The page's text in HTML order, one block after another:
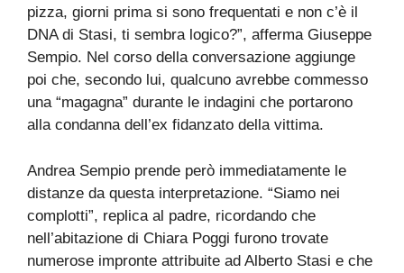
pizza, giorni prima si sono frequentati e non c’è il
DNA di Stasi, ti sembra logico?”, afferma Giuseppe
Sempio. Nel corso della conversazione aggiunge
poi che, secondo lui, qualcuno avrebbe commesso
una “magagna” durante le indagini che portarono
alla condanna dell’ex fidanzato della vittima.
Andrea Sempio prende però immediatamente le
distanze da questa interpretazione. “Siamo nei
complotti”, replica al padre, ricordando che
nell’abitazione di Chiara Poggi furono trovate
numerose impronte attribuite ad Alberto Stasi e che